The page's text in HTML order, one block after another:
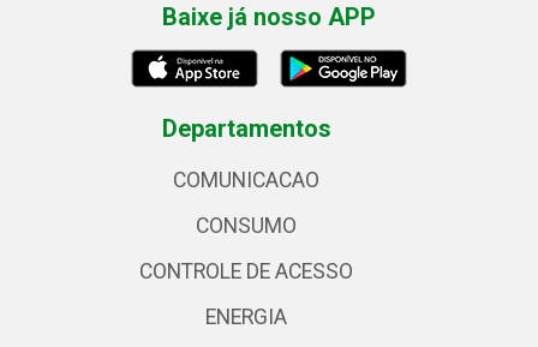
Baixe já nosso APP
Departamentos
COMUNICACAO
CONSUMO
CONTROLE DE ACESSO
ENERGIA